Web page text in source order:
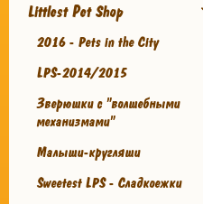
Littlest Pet Shop
2016 - Pets in the City
LPS-2014/2015
Зверюшки с "волшебными
механизмами"
Малыши-кругляши
Sweetest LPS - Сладкоежки